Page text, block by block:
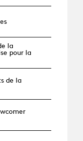
la
pour la
de la